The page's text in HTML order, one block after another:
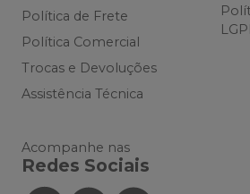
Política de Frete
Política Comercial
Trocas e Devoluções
Assistência Técnica
Acompanhe nas
Redes Sociais